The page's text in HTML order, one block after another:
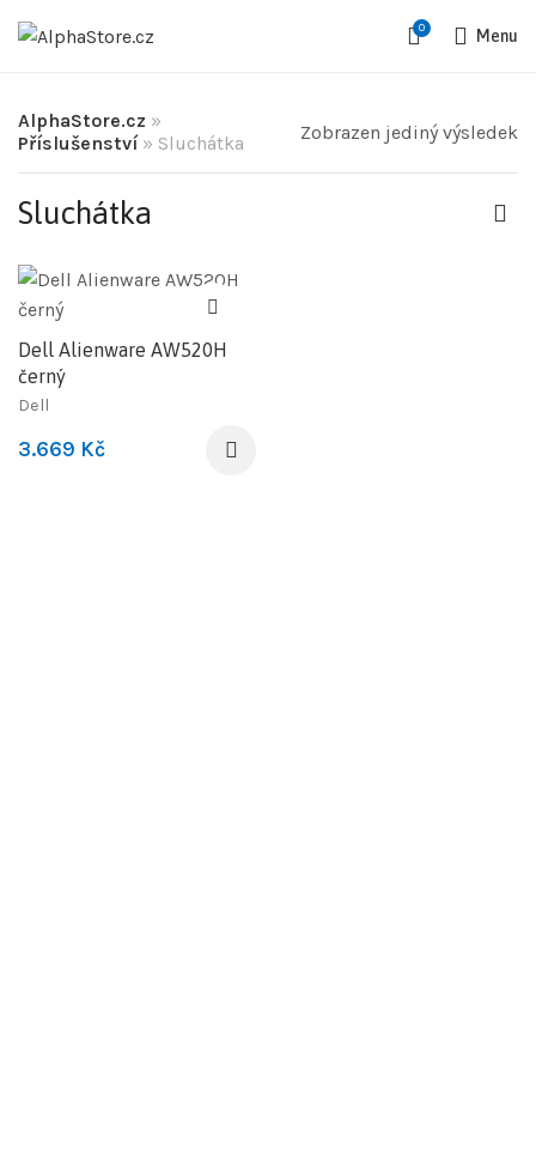
0 Menu
AlphaStore.cz »
Příslušenství» Sluchátka Zobrazen jediný výsledek
Sluchátka
Dell Alienware AW520H
černý
Dell
3.669 Kč